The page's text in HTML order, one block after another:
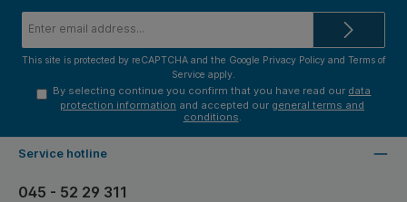
This site is protected by reCAPTCHA and the Google Privacy Policyand Terms of
Service apply.
By selecting continue you confirm that you have read our data
protection information and accepted our general terms and
conditions.
Service hotline
045 - 52 29 311